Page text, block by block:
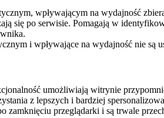
wpływającym na wydajność
się po serwisie. Pomagają w
i wpływające na wydajność nie
umożliwiają witrynie
z lepszych i bardziej
zamknięciu przeglądarki i są trwale